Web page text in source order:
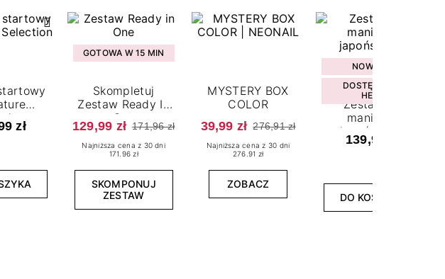
zł
GOTOWA W 15 MIN
Skompletuj
Zestaw Ready In
One
129,99 zł 171,96 zł
Najniższa cena z 30 dni
171.96 zł
SKOMPONUJ
ZESTAW
MYSTERY BOX
COLOR
39,99 zł 276,91 zł
Najniższa cena z 30 dni
276.91 zł
ZOBACZ
NOWOŚĆ
DOSTĘPNY W
HEBE
Zestaw do
manicure
japońskiego
139,99 zł
DO KOSZYKA